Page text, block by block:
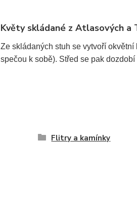
Květy skládané z Atlasových a
Ze skládaných stuh se vytvoří
spečou k sobě). Střed se pak
Flitry a kamínky